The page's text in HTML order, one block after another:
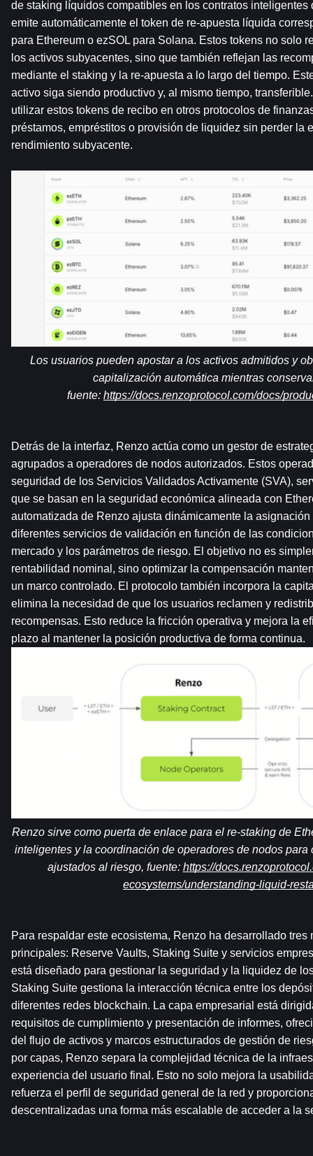
de staking líquidos compatibles en los contratos inteligentes
emite automáticamente el token de re-apuesta líquida
para Ethereum o ezSOL para Solana. Estos tokens no solo
los activos subyacentes, sino que también reflejan las
mediante el staking y la re-apuesta a lo largo del tiempo.
activo siga siendo productivo y, al mismo tiempo,
utilizar estos tokens de recibo en otros protocolos de
préstamos, empréstitos o provisión de liquidez sin perder la
rendimiento subyacente.
Los usuarios pueden apostar a los activos admitidos y
capitalización automática mientras
fuente: https://docs.renzoprotocol.com/docs/
Detrás de la interfaz, Renzo actúa como un gestor de
agrupados a operadores de nodos autorizados. Estos
seguridad de los Servicios Validados Activamente (SVA),
que se basan en la seguridad económica alineada con
automatizada de Renzo ajusta dinámicamente la
diferentes servicios de validación en función de las
mercado y los parámetros de riesgo. El objetivo no es
rentabilidad nominal, sino optimizar la compensación
un marco controlado. El protocolo también incorpora la
elimina la necesidad de que los usuarios reclamen y
recompensas. Esto reduce la fricción operativa y mejora la
plazo al mantener la posición productiva de forma continua.
Renzo sirve como puerta de enlace para el re-staking de
inteligentes y la coordinación de operadores de nodos para
ajustados al riesgo, fuente: https://
ecosystems/understanding-liquid-
Para respaldar este ecosistema, Renzo ha desarrollado tres
principales: Reserve Vaults, Staking Suite y servicios
está diseñado para gestionar la seguridad y la liquidez de
Staking Suite gestiona la interacción técnica entre los
diferentes redes blockchain. La capa empresarial está
requisitos de cumplimiento y presentación de informes,
del flujo de activos y marcos estructurados de gestión de
por capas, Renzo separa la complejidad técnica de la
experiencia del usuario final. Esto no solo mejora la
refuerza el perfil de seguridad general de la red y
descentralizadas una forma más escalable de acceder a la